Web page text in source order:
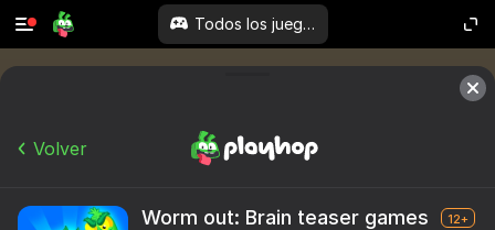
Todos los juegos
Volver
Worm out: Brain teaser games 12+